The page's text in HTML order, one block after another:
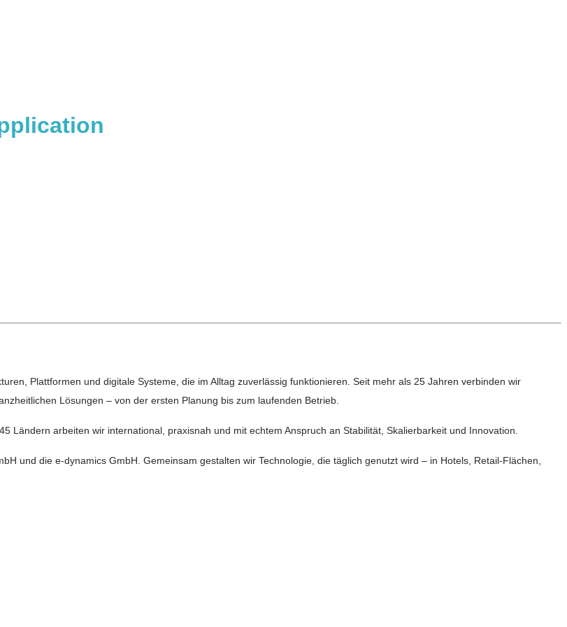
Plattformen und digitale Systeme, die im Alltag zuverlässig funktionieren. Seit mehr als 25 Jahren verbinden wir
Lösungen – von der ersten Planung bis zum laufenden Betrieb.
Ländern arbeiten wir international, praxisnah und mit echtem Anspruch an Stabilität, Skalierbarkeit und Innovation.
und die e-dynamics GmbH. Gemeinsam gestalten wir Technologie, die täglich genutzt wird – in Hotels, Retail-Flächen,